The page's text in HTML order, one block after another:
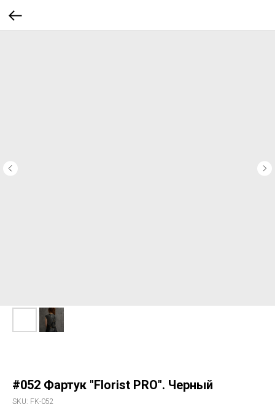
#052 Фартук "Florist PRO". Черный
SKU: FK-052